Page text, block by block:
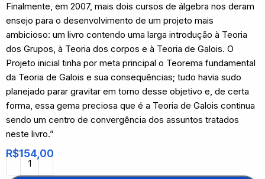
Finalmente, em 2007, mais dois cursos de álgebra nos deram
ensejo para o desenvolvimento de um projeto mais
ambicioso: um livro contendo uma larga introdução à Teoria
dos Grupos, à Teoria dos corpos e à Teoria de Galois. O
Projeto inicial tinha por meta principal o Teorema fundamental
da Teoria de Galois e sua consequências; tudo havia sudo
planejado parar gravitar em torno desse objetivo e, de certa
forma, essa gema preciosa que é a Teoria de Galois continua
sendo um centro de convergência dos assuntos tratados
neste livro.”
R$154,00